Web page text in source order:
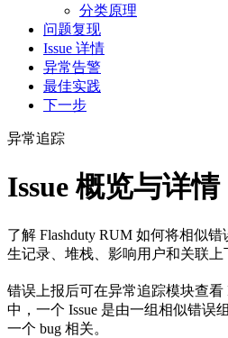
分类原理
问题复现
Issue 详情
异常告警
最佳实践
下一步
异常追踪
Issue 概览与详情
了解 Flashduty RUM 如何将相似
生记录、堆栈、影响用户和关联上
错误上报后可在异常追踪模块查看
中，一个 Issue 是由一组相似错误
一个 bug 相关。